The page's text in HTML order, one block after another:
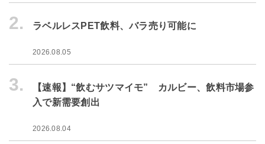
2. ラベルレスPET飲料、バラ売り可能に
2026.08.05
3.
【速報】“飲むサツマイモ” カルビー、飲料市場参
入で新需要創出
2026.08.04